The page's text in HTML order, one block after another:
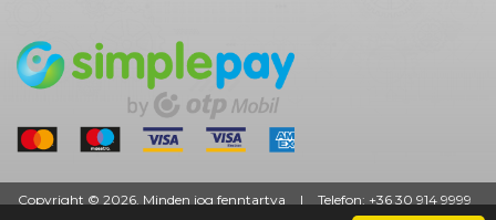
Copyright © 2026. Minden jog fenntartva | Telefon: +36 30 914 9999